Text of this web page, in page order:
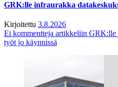
GRK:lle infraurakka
Kirjoitettu 3.8.2026
Ei kommentteja artikkeliin GRK:lle
työt jo käynnissä